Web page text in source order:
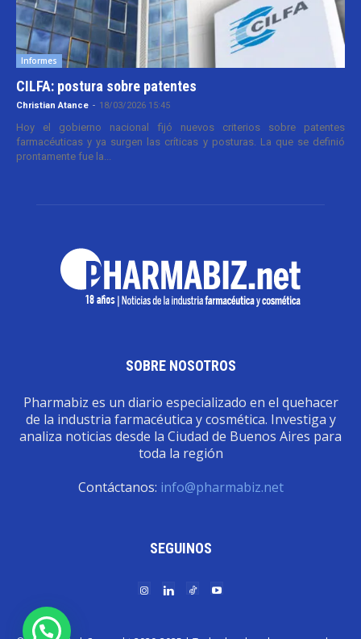
Informes
CILFA: postura sobre patentes
Christian Atance - 18/03/2026 15:45
Hoy el gobierno nacional fijó nuevos criterios sobre patentes
farmacéuticas y ya surgen las críticas y posturas. La que se definió
prontamente fue la...
SOBRE NOSOTROS
Pharmabiz es un diario especializado en el quehacer
de la industria farmacéutica y cosmética. Investiga y
analiza noticias desde la Ciudad de Buenos Aires para
toda la región
Contáctanos: info@pharmabiz.net
SEGUINOS